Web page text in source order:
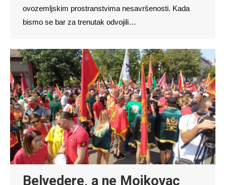
ovozemljskim prostranstvima nesavršenosti. Kada
bismo se bar za trenutak odvojili…
Belvedere, a ne Mojkovac